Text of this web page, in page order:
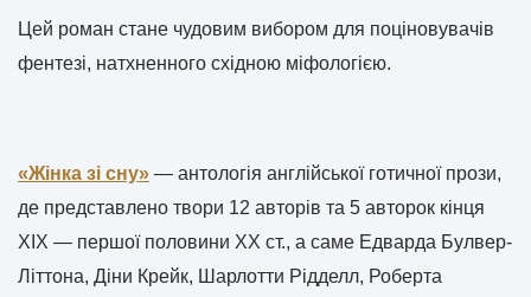
Цей роман стане чудовим вибором для поціновувачів
фентезі, натхненного східною міфологією.
«Жінка зі сну» — антологія англійської готичної прози,
де представлено твори 12 авторів та 5 авторок кінця
ХІХ — першої половини ХХ ст., а саме Едварда Булвер-
Літтона, Діни Крейк, Шарлотти Рідделл, Роберта